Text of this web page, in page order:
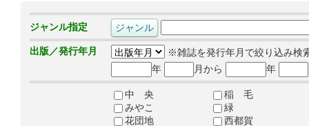
ジャンル指定
出版／発行年月
※雑誌を発行年月で絞り込み検
年
月から 年
中 央
稲 毛
みやこ
緑
花団地
西都賀